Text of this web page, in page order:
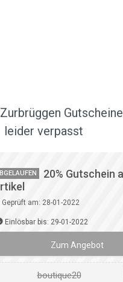
leider verpasst
20% Gutschein
Geprüft am: 28-01-2022
Einlösbar bis: 29-01-2022
Zum Angebot
boutique20